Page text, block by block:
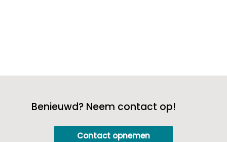
Benieuwd? Neem contact op!
Contact opnemen